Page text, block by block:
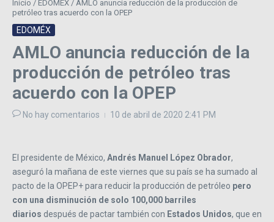
Inicio / EDOMÉX / AMLO anuncia reducción de la producción de
petróleo tras acuerdo con la OPEP
EDOMÉX
AMLO anuncia reducción de la
producción de petróleo tras
acuerdo con la OPEP
No hay comentarios 10 de abril de 2020 2:41 PM
El presidente de México, Andrés Manuel López Obrador,
aseguró la mañana de este viernes que su país se ha sumado al
pacto de la OPEP+ para reducir la producción de petróleo pero
con una disminución de solo 100,000 barriles
diarios después de pactar también con Estados Unidos, que en